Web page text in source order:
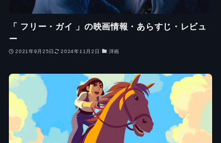
「 フリー・ガイ 」の映画情報・あらすじ・レビュ
ー
2021年9月25日 2024年11月2日 洋画